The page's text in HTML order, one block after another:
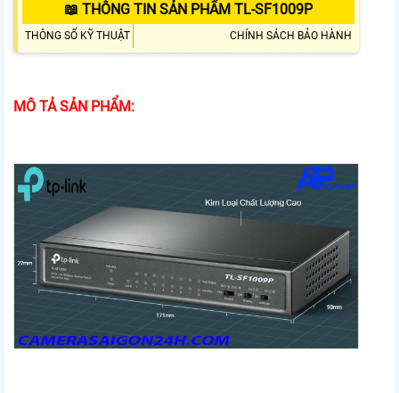
📖 THÔNG TIN SẢN PHẨM TL-SF1009P
THÔNG SỐ KỸ THUẬT CHÍNH SÁCH BẢO HÀNH
MÔ TẢ SẢN PHẨM: